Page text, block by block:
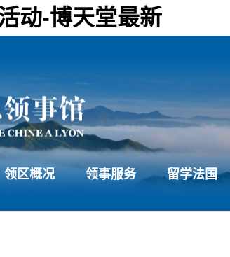
动-博天堂最新
领区概况 领事服务
留学法国